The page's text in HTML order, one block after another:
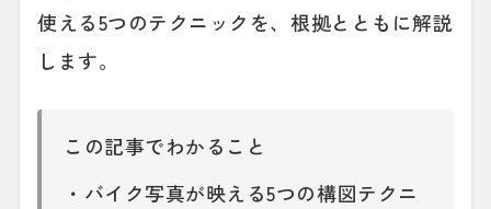
使える5つのテクニックを、根拠とともに解説
します。
この記事でわかること
・バイク写真が映える5つの構図テクニ